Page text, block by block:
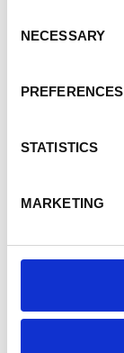
Selection
NECESSARY
PREFERENCES
STATISTICS
MARKETING
aux
L’approche
processus
donc
ce travail
légitimité
l’avenir.
En fait, les
partenaires
projet.